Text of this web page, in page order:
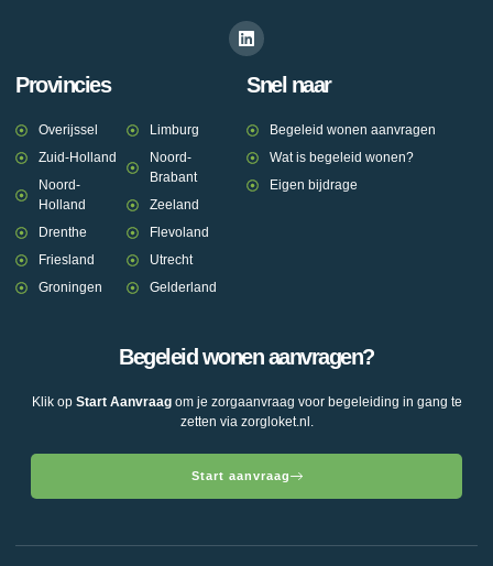
Provincies
Overijssel
Zuid-Holland
Noord-
Holland
Drenthe
Friesland
Groningen
Limburg
Noord-
Brabant
Zeeland
Flevoland
Utrecht
Gelderland
Snel naar
Begeleid wonen aanvragen
Wat is begeleid wonen?
Eigen bijdrage
Begeleid wonen aanvragen?
Klik op Start Aanvraagom je zorgaanvraag voor begeleiding in gang te
zetten via zorgloket.nl.
Start aanvraag